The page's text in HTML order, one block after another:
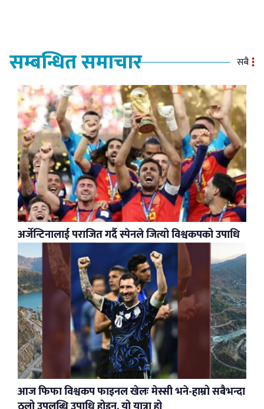
सम्बन्धित समाचार सबै
अर्जेन्टिनालाई पराजित गर्दै स्पेनले जित्यो विश्वकपको उपाधि
आज फिफा विश्वकप फाइनल खेलः मेस्सी भने-हाम्रो सबैभन्दा